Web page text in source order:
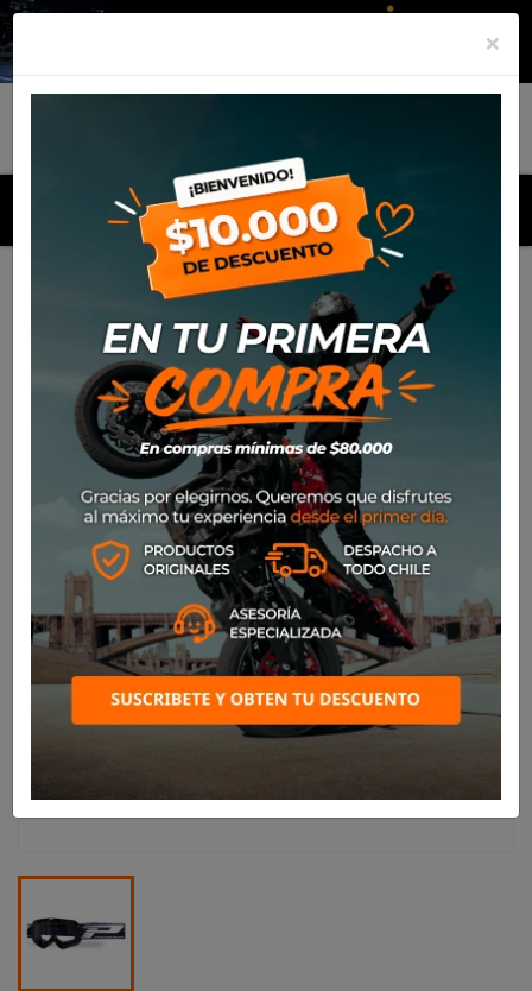
MENU
Productos Antiparra de Niño Progrip 3101 (Negro)
×